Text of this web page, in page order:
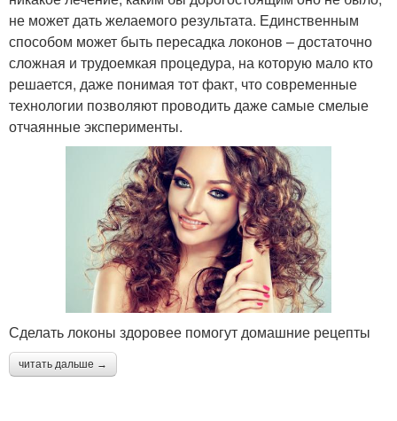
не может дать желаемого результата. Единственным
способом может быть пересадка локонов – достаточно
сложная и трудоемкая процедура, на которую мало кто
решается, даже понимая тот факт, что современные
технологии позволяют проводить даже самые смелые
отчаянные эксперименты.
Сделать локоны здоровее помогут домашние рецепты
читать дальше →